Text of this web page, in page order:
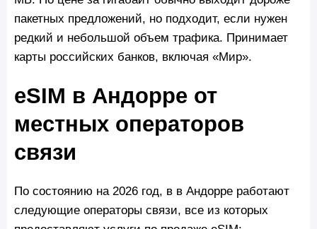
пакетных предложений, но подходит, если нужен
редкий и небольшой объем трафика. Принимает
карты российских банков, включая «Мир».
eSIM в Андорре от
местных операторов
связи
По состоянию на 2026 год, в в Андорре работают
следующие операторы связи, все из которых